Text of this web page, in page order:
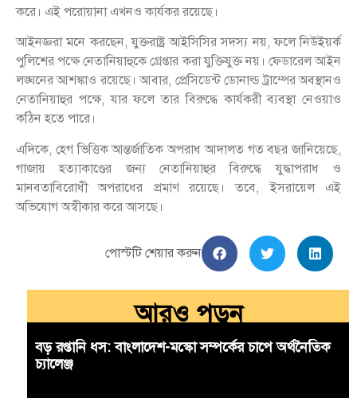
করে। এই পরোয়ানা এখনও কার্যকর রয়েছে।
আইনজ্ঞরা মনে করছেন, যুক্তরাষ্ট্র আইসিসির সদস্য নয়, ফলে নিউইয়র্ক
পুলিশের পক্ষে নেতানিয়াহুকে গ্রেপ্তার করা যুক্তিযুক্ত নয়। ফেডারেল আইন
লঙ্ঘনের আশঙ্কাও রয়েছে। আবার, প্রেসিডেন্ট ডোনাল্ড ট্রাম্পের অবস্থানও
নেতানিয়াহুর পক্ষে, যার ফলে তার বিরুদ্ধে কার্যকরী ব্যবস্থা নেওয়াও
কঠিন হতে পারে।
এদিকে, হেগ ভিত্তিক আন্তর্জাতিক অপরাধ আদালত গত বছর জানিয়েছে,
গাজায় হত্যাকাণ্ডের জন্য নেতানিয়াহুর বিরুদ্ধে যুদ্ধাপরাধ ও
মানবতাবিরোধী অপরাধের প্রমাণ রয়েছে। তবে, ইসরায়েল এই
অভিযোগ অস্বীকার করে আসছে।
পোস্টটি শেয়ার করুন
আরও পড়ুন
বড় রপ্তানি ধস: বাংলাদেশ-মস্কো সম্পর্কের চাপে অর্থনৈতিক
চ্যালেঞ্জ